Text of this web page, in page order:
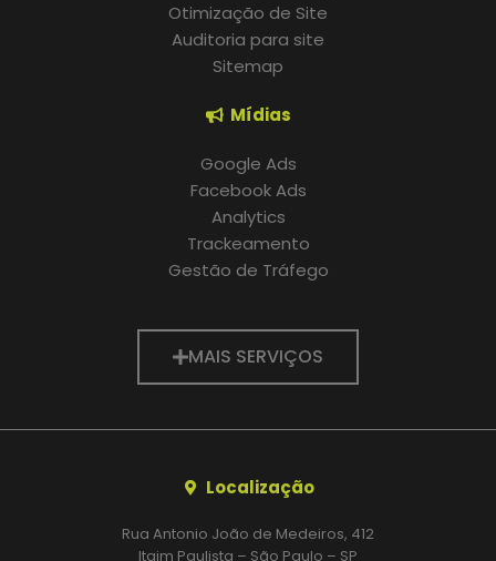
Otimização de Site
Auditoria para site
Sitemap
Mídias
Google Ads
Facebook Ads
Analytics
Trackeamento
Gestão de Tráfego
MAIS SERVIÇOS
Localização
Rua Antonio João de Medeiros, 412
Itaim Paulista – São Paulo – SP